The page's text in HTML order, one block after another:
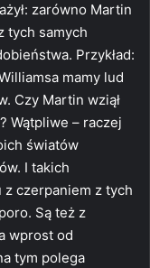
zarówno Martin
tych samych
Przykład:
mamy lud
Czy Martin wziął
Wątpliwe – raczej
światów
I takich
czerpaniem z tych
Są też z
wprost od
tym polega